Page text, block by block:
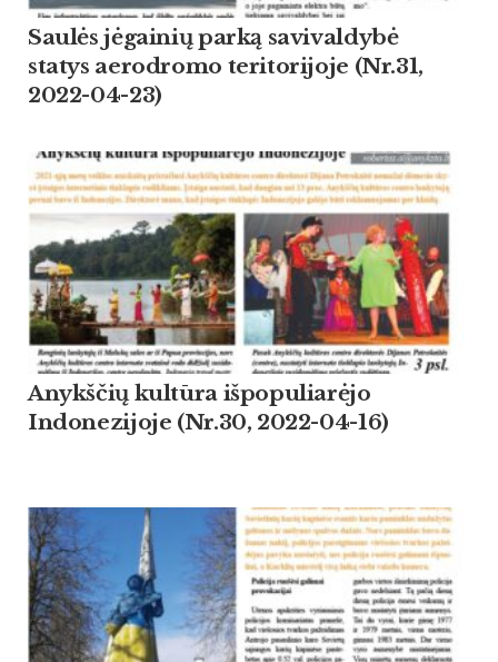
Saulės jėgainių parką savivaldybė
statys aerodromo teritorijoje (Nr.31,
2022-04-23)
Anykščių kultūra išpopuliarėjo
Indonezijoje (Nr.30, 2022-04-16)